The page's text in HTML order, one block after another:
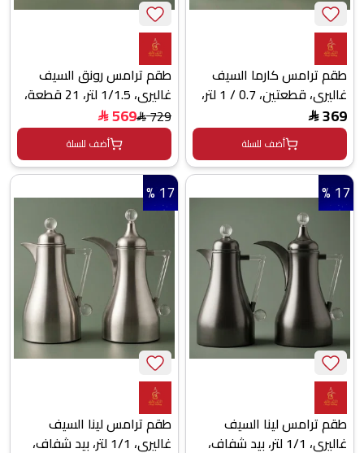
طقم ترامس كارما السيف
غاليري، قطعتين، 0.7 / 1 لتر،
حافظة داخلية ستانلس ستيل
- بيج
369
$
أضف للسلة
طقم ترامس رونق السيف
غاليري، 1/1.5 لتر، 21 قطعة،
بيالات مع صحون، فناجين
قهوة، طوفرية، يد اسود -
فضي
729
$
569
$
أضف للسلة
طقم ترامس لينا السيف
غاليري، 1/1 لتر، بيد شفاف،
17 %
طقم ترامس لينا السيف
غاليري، 1/1 لتر، بيد شفاف،
17 %